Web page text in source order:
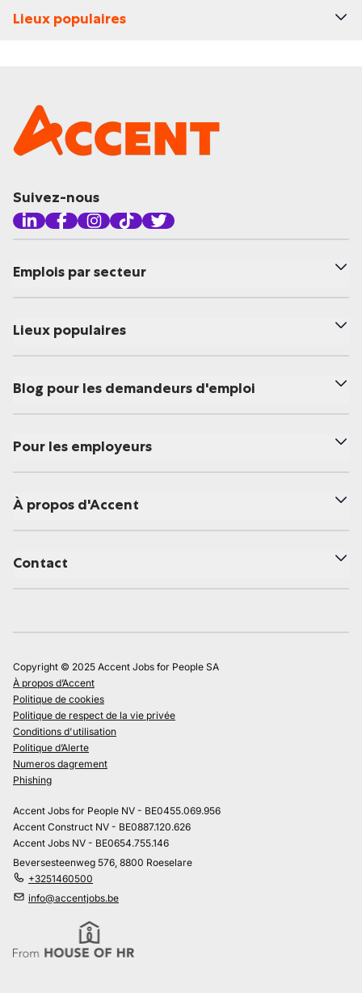
Lieux populaires
Suivez-nous
Emplois par secteur
Lieux populaires
Blog pour les demandeurs d'emploi
Pour les employeurs
À propos d'Accent
Contact
Copyright © 2025 Accent Jobs for People SA
À propos d’Accent
Politique de cookies
Politique de respect de la vie privée
Conditions d'utilisation
Politique d’Alerte
Numeros dagrement
Phishing
Accent Jobs for People NV - BE0455.069.956
Accent Construct NV - BE0887.120.626
Accent Jobs NV - BE0654.755.146
Beversesteenweg 576, 8800 Roeselare
+3251460500
info@accentjobs.be